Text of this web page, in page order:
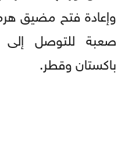
وإعادة فتح مضيق
صعبة للتوصل إلى
باكستان وقطر.